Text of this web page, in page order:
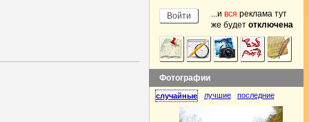
...и вся реклама тут
же будет отключена
Фотографии
случайные лучшие последние